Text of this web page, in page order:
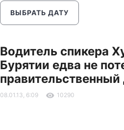
ВЫБРАТЬ ДАТУ
Водитель спикера
Бурятии едва не
08.01.13, 6:09 10290